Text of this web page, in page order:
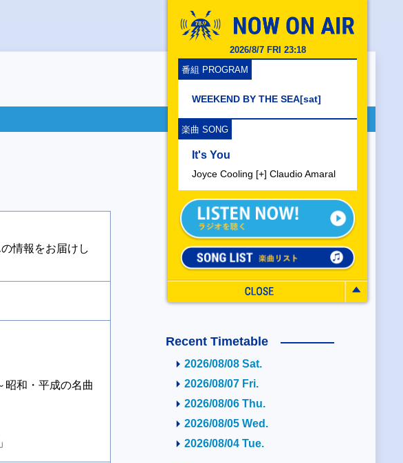
2026/8/7 FRI 23:18
番組 PROGRAM
WEEKEND BY THE SEA[sat]
楽曲 SONG
It's You
Joyce Cooling [+] Claudio Amaral
情報をお届けし
昭和・平成の名曲
Recent Timetable
2026/08/08 Sat.
2026/08/07 Fri.
2026/08/06 Thu.
2026/08/05 Wed.
2026/08/04 Tue.